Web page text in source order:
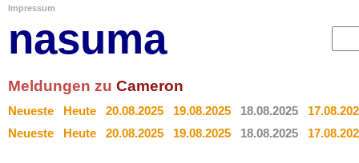
Impressum
nasuma
Meldungen zu Cameron
Neueste Heute 20.08.2025 19.08.2025 18.08.2025
Neueste
Heute 20.08.2025 19.08.2025 18.08.2025